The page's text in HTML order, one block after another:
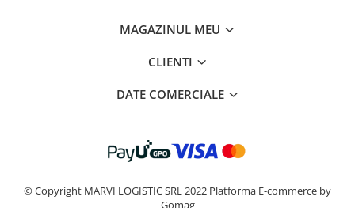
MAGAZINUL MEU
CLIENTI
DATE COMERCIALE
© Copyright MARVI LOGISTIC SRL 2022 Platforma E-commerce by
Gomag